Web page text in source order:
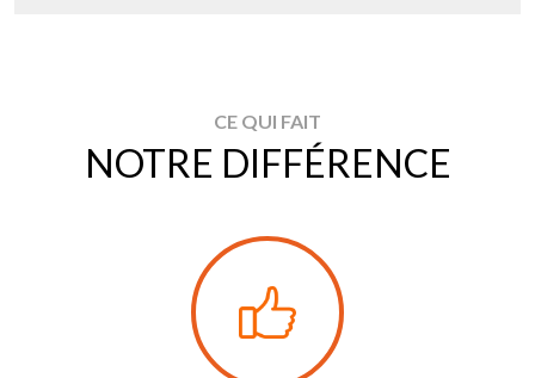
CE QUI FAIT
NOTRE DIFFÉRENCE